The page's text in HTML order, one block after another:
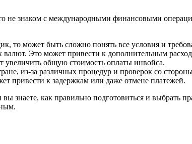
не знаком с международными финансовыми
то может быть сложно понять все условия и
Это может привести к дополнительным
увеличить общую стоимость оплаты инвойса.
из-за различных процедур и проверок со
привести к задержкам или даже отмене платежей.
как правильно подготовиться и выбрать